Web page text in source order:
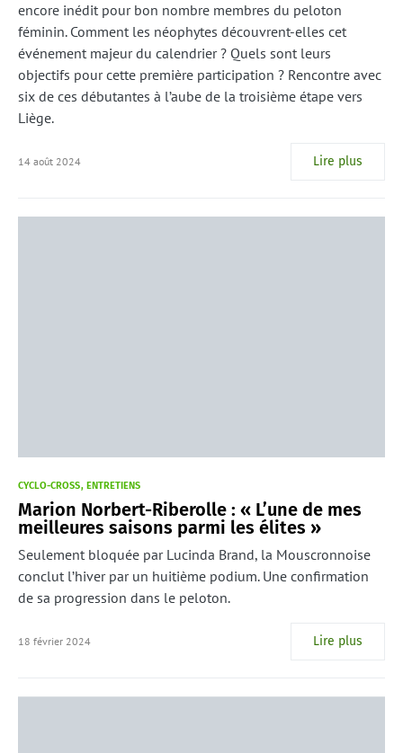
encore inédit pour bon nombre membres du peloton
féminin. Comment les néophytes découvrent-elles cet
événement majeur du calendrier ? Quels sont leurs
objectifs pour cette première participation ? Rencontre avec
six de ces débutantes à l’aube de la troisième étape vers
Liège.
14 août 2024 Lire plus
CYCLO-CROSS ENTRETIENS
Marion Norbert-Riberolle : « L’une de mes
meilleures saisons parmi les élites »
Seulement bloquée par Lucinda Brand, la Mouscronnoise
conclut l’hiver par un huitième podium. Une confirmation
de sa progression dans le peloton.
18 février 2024 Lire plus